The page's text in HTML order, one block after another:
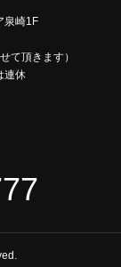
泉崎1F
て頂きます）
連休